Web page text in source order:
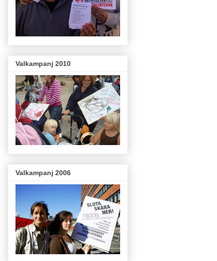
Valkampanj 2010
Valkampanj 2006